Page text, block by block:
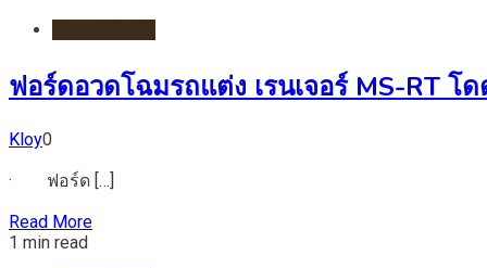
ฟอร์ดอวดโฉมรถแต่ง เรนเจอร์ MS-RT
Kloy0
· ฟอร์ด […]
Read More
1 min read